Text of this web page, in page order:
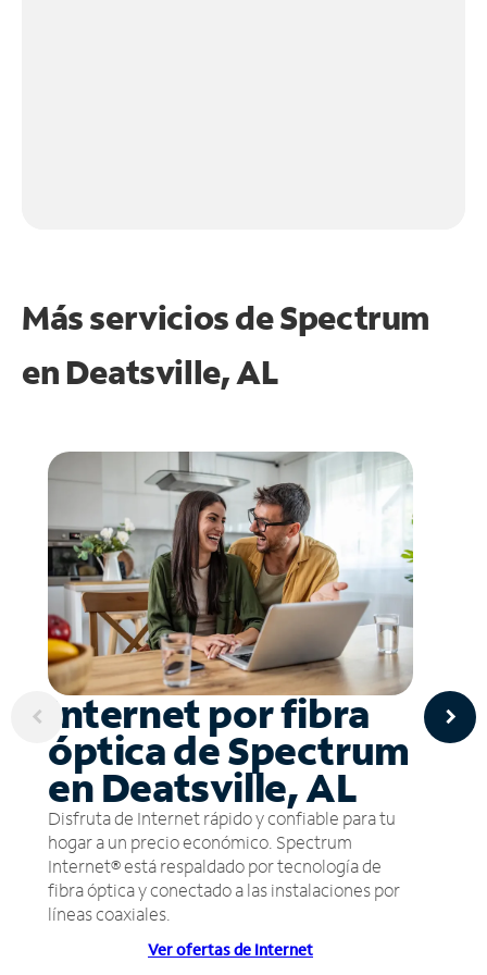
Más servicios de Spectrum
en Deatsville, AL
Internet por fibra
óptica de Spectrum
en Deatsville, AL
Disfruta de Internet rápido y confiable para tu
hogar a un precio económico. Spectrum
Internet® está respaldado por tecnología de
fibra óptica y conectado a las instalaciones por
líneas coaxiales.
Ver ofertas de Internet